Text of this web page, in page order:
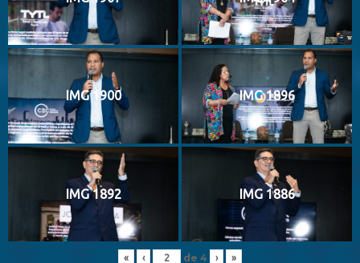
IMG 1900 IMG 1896
IMG 1892 IMG 1886
« ‹ de 4 › »